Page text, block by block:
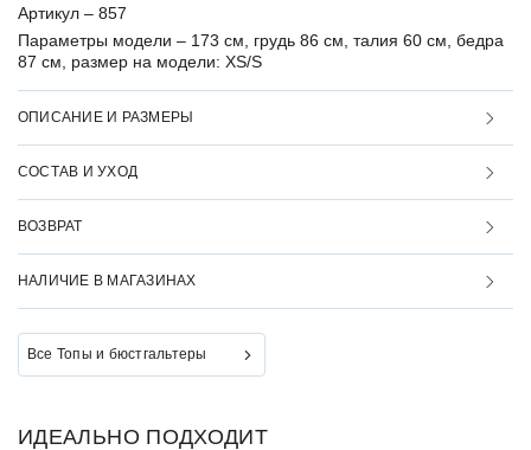
Артикул – 857
Параметры модели – 173 см, грудь 86 см, талия 60 см, бедра
87 см, размер на модели: XS/S
ОПИСАНИЕ И РАЗМЕРЫ
СОСТАВ И УХОД
ВОЗВРАТ
НАЛИЧИЕ В МАГАЗИНАХ
Все Топы и бюстгальтеры
ИДЕАЛЬНО ПОДХОДИТ